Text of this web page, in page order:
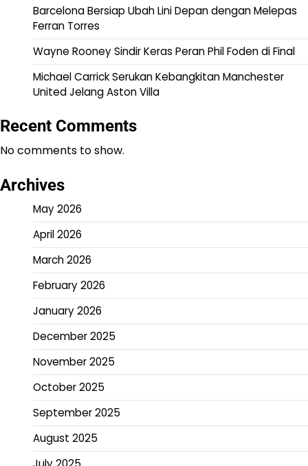
Barcelona Bersiap Ubah Lini Depan dengan Melepas
Ferran Torres
Wayne Rooney Sindir Keras Peran Phil Foden di Final
Michael Carrick Serukan Kebangkitan Manchester
United Jelang Aston Villa
Recent Comments
No comments to show.
Archives
May 2026
April 2026
March 2026
February 2026
January 2026
December 2025
November 2025
October 2025
September 2025
August 2025